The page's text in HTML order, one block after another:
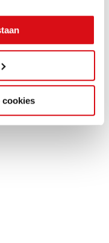
cookies